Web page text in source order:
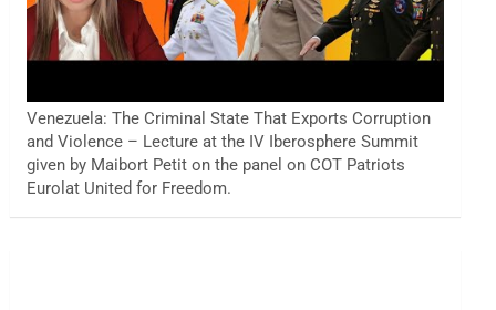
Venezuela: The Criminal State That Exports Corruption
and Violence – Lecture at the IV Iberosphere Summit
given by Maibort Petit on the panel on COT Patriots
Eurolat United for Freedom.